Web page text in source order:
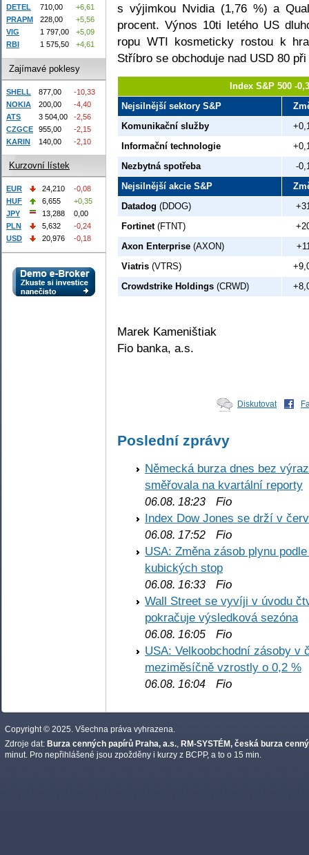
s výjimkou Nvidia (1,76 %) a
procent. Výnos 10ti letého US
ropu WTI kosmeticky rostou k
Stříbro se obchoduje nad USD 80
Index S&P 500 -
Nejsilnější sektory S&P
Komunikační služby
Informační technologie
Nezbytná spotřeba
-
Nejsilnější akcie S&P
Datadog (DDOG)
Fortinet(FTNT)
Axon Enterprise (AXON)
Viatris (VTRS)
Crowdstrike Holdings (CRWD)
Marek Kameništiak
Fio banka, a.s.
Diskutovat
Poslední zprávy
Německá burza dnes bez
směřovala na kvartální reporty
06.08. 18:23 Fio
Index Dow Jones se drží v
06.08. 17:52 Fio
USA: Změna zásob plynu
kubických stop
06.08. 16:33 Fio
Wall Street se vyvíji v úvodu
pokračuje výsledková sezóna
06.08. 16:05 Fio
USA: Velkoobchodní zásoby v
meziměsíčně vzrostly o 0,2 %
06.08. 16:04 Fio
DETEL
710,00
+6,61
PRAPM
228,00
+5,56
VIG
1 797,00
+5,09
RBI
1 575,50 +4,61
Zajímavé poklesy
SHELL 877,00
-10,33
NOKIA
200,00
-4,40
ATS
3 504,00
-2,56
CZGCE
955,00
-2,15
KARIN
140,00 -2,10
Kurzovní lístek
EUR 24,210
-0,08
HUF
6,655
+0,35
JPY
13,288
0,00
PLN
5,632
-0,24
USD
20,976 -0,18
Copyright © 2025. Všechna práva vyhrazena.
Zdroje dat: Burza cenných papírů Praha, a.s., RM-SYSTÉM, česká burza
minut. Pro nepřihlášené jsou zpožděny i kurzy z BCPP, a to o 15 min.